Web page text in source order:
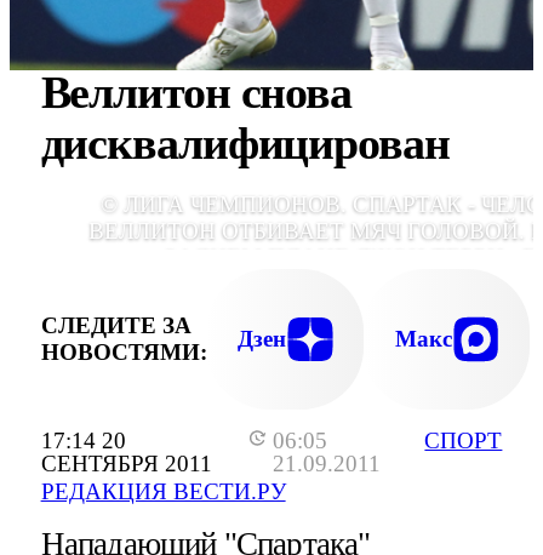
17:14 20
СЕНТЯБРЯ 2011
06:05
21.09.2011
РЕДАКЦИЯ ВЕСТИ.РУ
СПОРТ
Веллитон снова
дисквалифицирован
© ЛИГА ЧЕМПИОНОВ. СПАРТАК -
ВЕЛЛИТОН ОТБИВАЕТ МЯЧ ГОЛОВОЙ.
СЛЕДИТЕ ЗА
НОВОСТЯМИ:
Дзен Макс
Нападающий "Спартака"